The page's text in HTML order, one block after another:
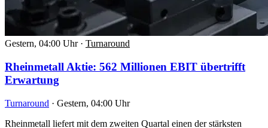
Gestern, 04:00 Uhr · Turnaround
Rheinmetall Aktie: 562 Millionen EBIT übertrifft
Erwartung
Turnaround · Gestern, 04:00 Uhr
Rheinmetall liefert mit dem zweiten Quartal einen der stärksten